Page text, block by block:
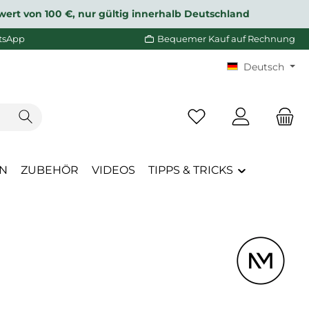
von 100 €, nur gültig innerhalb Deutschland
Bequemer Kauf auf Rechnung
Deutsch
Du hast 0 Produkte
ZUBEHÖR VIDEOS TIPPS & TRICKS